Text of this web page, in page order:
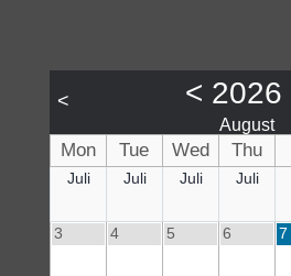
< < 2026
August
Mon Tue Wed Thu
Juli Juli Juli Juli
3 4 5 6 7